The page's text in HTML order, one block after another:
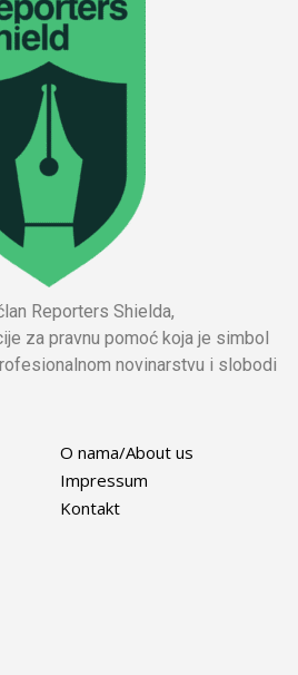
Reporters Shielda,
za pravnu pomoć koja je simbol
novinarstvu i slobodi
O nama/About us
Impressum
Kontakt